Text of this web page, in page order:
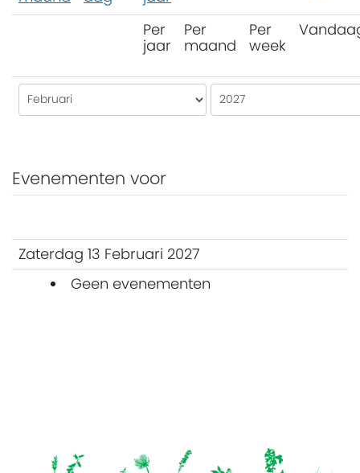
Per
jaar
Per
maand
Per
week
Evenementen voor
Zaterdag 13 Februari 2027
Geen evenementen